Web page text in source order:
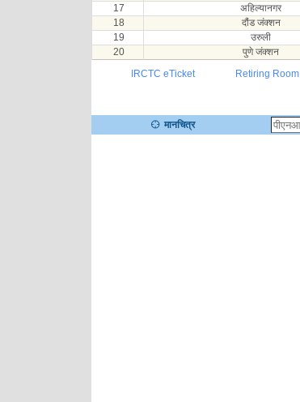
17
अहिल्यानगर
18
दौंड जंक्शन
19
उरुली
20
पुणे जंक्शन
IRCTC eTicket
Retiring Room
मानचित्र